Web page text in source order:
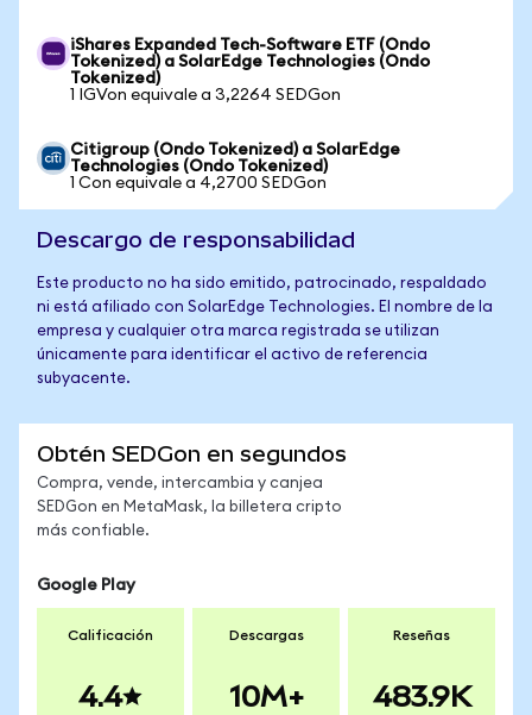
iShares Expanded Tech-Software ETF (Ondo
Tokenized) a SolarEdge Technologies (Ondo
Tokenized)
1 IGVon equivale a 3,2264 SEDGon
Citigroup (Ondo Tokenized) a SolarEdge
Technologies (Ondo Tokenized)
1 Con equivale a 4,2700 SEDGon
Descargo de responsabilidad
Este producto no ha sido emitido, patrocinado, respaldado
ni está afiliado con SolarEdge Technologies. El nombre de la
empresa y cualquier otra marca registrada se utilizan
únicamente para identificar el activo de referencia
subyacente.
Obtén SEDGon en segundos
Compra, vende, intercambia y canjea
SEDGon en MetaMask, la billetera cripto
más confiable.
Google Play
Calificación
4.4
Descargas
10M+
Reseñas
483.9K